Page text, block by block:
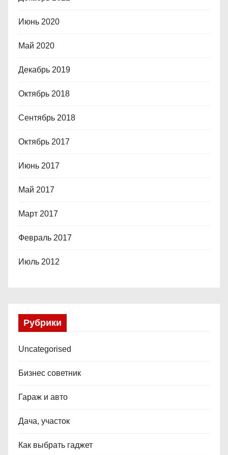
Июнь 2020
Май 2020
Декабрь 2019
Октябрь 2018
Сентябрь 2018
Октябрь 2017
Июнь 2017
Май 2017
Март 2017
Февраль 2017
Июль 2012
Рубрики
Uncategorised
Бизнес советник
Гараж и авто
Дача, участок
Как выбрать гаджет